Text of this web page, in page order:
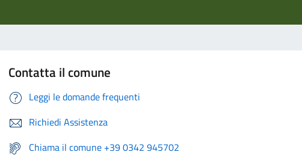
Contatta il comune
Leggi le domande frequenti
Richiedi Assistenza
Chiama il comune +39 0342 945702